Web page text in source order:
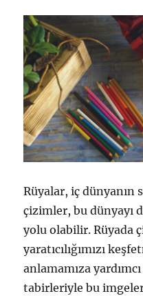
Rüyalar, iç dünyanın
çizimler, bu dünyayı
yolu olabilir. Rüyada
yaratıcılığımızı
anlamamıza
tabirleriyle bu